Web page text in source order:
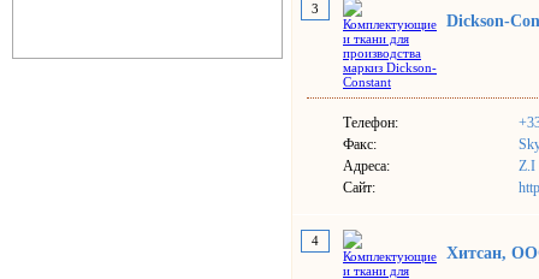
3
Dickson-
Телефон:
Факс:
Адреса:
Z.I
Сайт:
4
Хитсан,